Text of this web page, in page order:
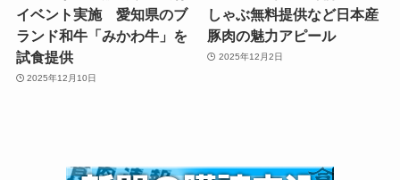
イベント実施 愛知県のブ
ランド和牛「みかわ牛」を
試食提供
2025年12月10日
しゃぶ無料提供など日本産
豚肉の魅力アピール
2025年12月2日